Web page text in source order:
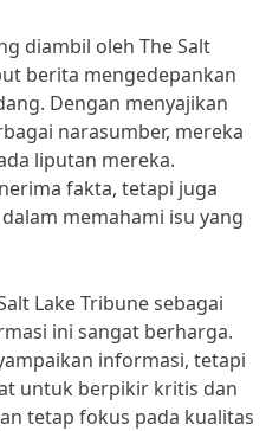
diambil oleh The Salt
berita mengedepankan
Dengan menyajikan
narasumber, mereka
liputan mereka.
fakta, tetapi juga
memahami isu yang
Lake Tribune sebagai
ini sangat berharga.
informasi, tetapi
untuk berpikir kritis dan
tetap fokus pada kualitas